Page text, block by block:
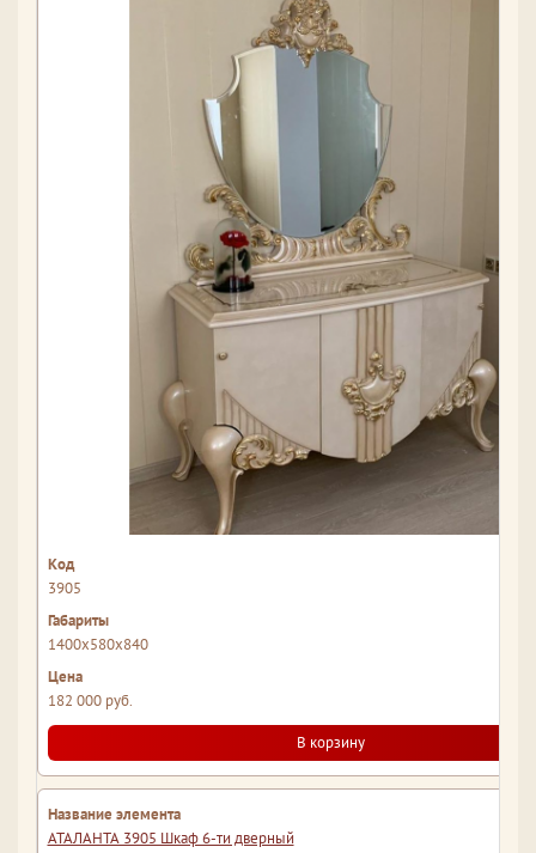
3905
1400x580x840
182 000 руб.
В корзину
АТАЛАНТА 3905 Шкаф 6-ти дверный